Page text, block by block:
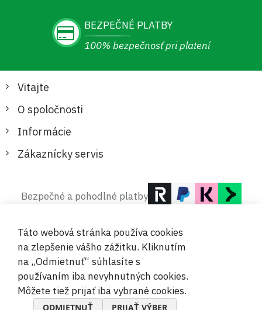
BEZPEČNÉ PLATBY
100% bezpečnosť pri platení
Vitajte
O spoločnosti
Informácie
Zákaznícky servis
Bezpečné a pohodlné platby
© 2019-2026 Megamix s.r.o.
Táto webová stránka používa cookies
na zlepšenie vášho zážitku. Kliknutím
na „Odmietnuť“ súhlasíte s
používaním iba nevyhnutných cookies.
Môžete tiež prijať iba vybrané cookies.
ODMIETNUŤ PRIJAŤ VÝBER